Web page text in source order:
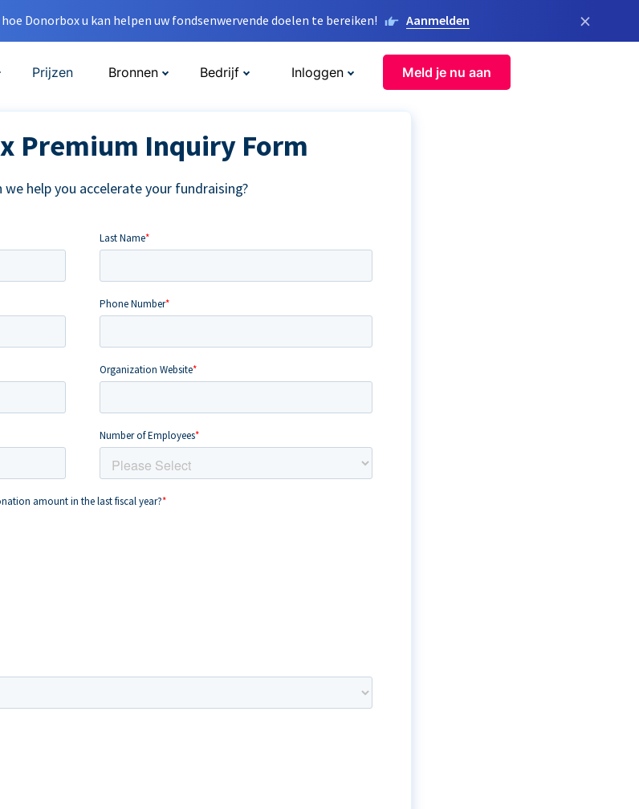
Donorbox u kan helpen uw fondsenwervende doelen te bereiken! Aanmelden ×
Prijzen Bronnen Bedrijf Inloggen Meld je nu aan
Premium Inquiry Form
we help you accelerate your fundraising?